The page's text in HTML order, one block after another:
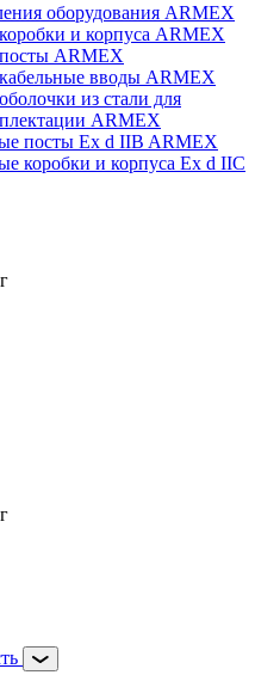
оборудования ARMEX
и корпуса ARMEX
ARMEX
вводы ARMEX
из стали для
ARMEX
посты Ex d IIB ARMEX
коробки и корпуса Ex d IIС